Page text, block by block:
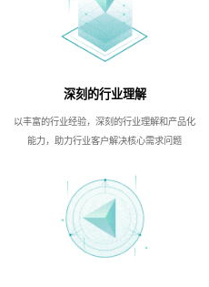
深刻的行业理解
以丰富的行业经验，深刻的行业理解和产品化
能力，助力行业客户解决核心需求问题